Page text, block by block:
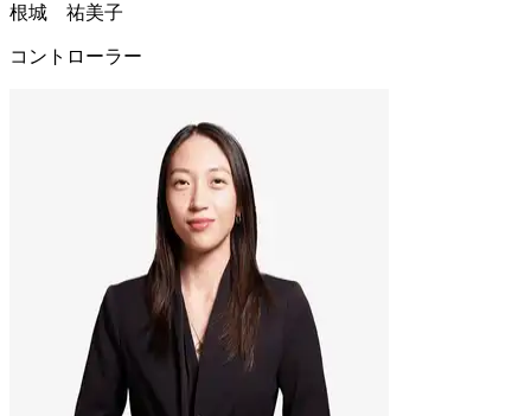
根城 祐美子
コントローラー